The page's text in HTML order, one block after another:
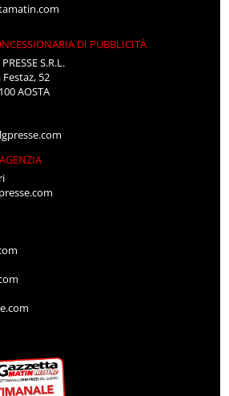
DI PUBBLICITÀ
S.R.L.
Festaz, 52
AOSTA